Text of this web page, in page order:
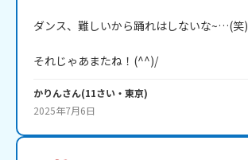
ダンス、難しいから踊れはしないな~…(笑)
それじゃあまたね！(^^)/
かりんさん(11さい・ 東京)
2025年7月6日